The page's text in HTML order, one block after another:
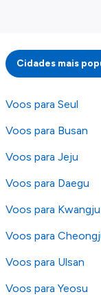
integridade
publicada,
as
fazer uma
os nossos
Cidades mais
Voos para Seul
Voos para Busan
Voos para Jeju
Voos para Daegu
Voos para Kwangju
Voos para
Voos para Ulsan
Voos para Yeosu